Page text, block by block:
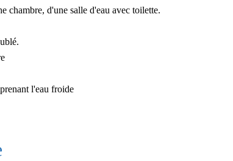
chambre, d'une salle d'eau avec toilette.
l'eau froide